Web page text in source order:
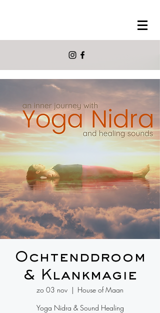
Ochtenddroom
& Klankmagie
zo 03 nov
  |
House of Maan
Yoga Nidra & Sound Healing